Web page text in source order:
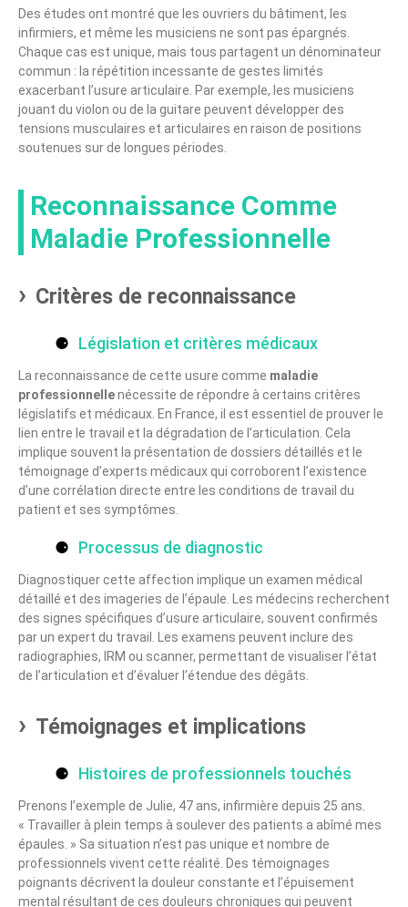
Des études ont montré que les ouvriers du bâtiment, les
infirmiers, et même les musiciens ne sont pas épargnés.
Chaque cas est unique, mais tous partagent un dénominateur
commun : la répétition incessante de gestes limités
exacerbant l’usure articulaire. Par exemple, les musiciens
jouant du violon ou de la guitare peuvent développer des
tensions musculaires et articulaires en raison de positions
soutenues sur de longues périodes.
Reconnaissance Comme
Maladie Professionnelle
Critères de reconnaissance
Législation et critères médicaux
La reconnaissance de cette usure comme maladie
professionnellenécessite de répondre à certains critères
législatifs et médicaux. En France, il est essentiel de prouver le
lien entre le travail et la dégradation de l’articulation. Cela
implique souvent la présentation de dossiers détaillés et le
témoignage d’experts médicaux qui corroborent l’existence
d’une corrélation directe entre les conditions de travail du
patient et ses symptômes.
Processus de diagnostic
Diagnostiquer cette affection implique un examen médical
détaillé et des imageries de l’épaule. Les médecins recherchent
des signes spécifiques d’usure articulaire, souvent confirmés
par un expert du travail. Les examens peuvent inclure des
radiographies, IRM ou scanner, permettant de visualiser l’état
de l’articulation et d’évaluer l’étendue des dégâts.
Témoignages et implications
Histoires de professionnels touchés
Prenons l’exemple de Julie, 47 ans, infirmière depuis 25 ans.
« Travailler à plein temps à soulever des patients a abîmé mes
épaules. » Sa situation n’est pas unique et nombre de
professionnels vivent cette réalité. Des témoignages
poignants décrivent la douleur constante et l’épuisement
mental résultant de ces douleurs chroniques qui peuvent